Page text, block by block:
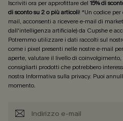
Iscriviti ora per approfittare del 15% di
di sconto su 2 o più articoli! *Un codice
mail, acconsenti a ricevere e-mail di
dall'intelligenza artificiale) da Cupshe e
Potremmo utilizzare i dati raccolti sul
come i pixel presenti nelle nostre e-mail
aperte, valutare il livello di
consigliarti prodotti che potrebbero
nostra Informativa sulla privacy. Puoi
momento.